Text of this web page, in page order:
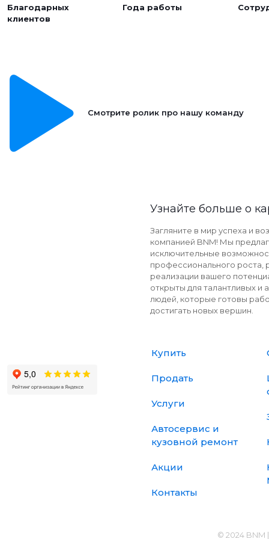
Благодарных
клиентов
Года работы
Смотрите ролик про нашу команду
Узнайте больше о
Загляните в мир успеха и
компанией BNM! Мы
исключительные
профессионального роста,
реализации вашего
открыты для талантливых и
людей, которые готовы
достигать новых вершин.
Купить
Продать
Услуги
Автосервис и
кузовной ремонт
Акции
Контакты
© 2024